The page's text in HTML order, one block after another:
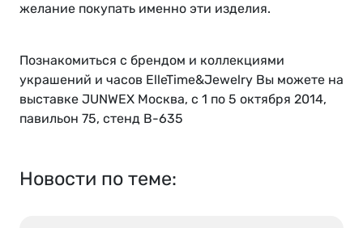
желание покупать именно эти изделия.
Познакомиться с брендом и коллекциями
украшений и часов ElleTime&Jewelry Вы можете на
выставке JUNWEX Москва, с 1 по 5 октября 2014,
павильон 75, стенд B-635
Новости по теме: